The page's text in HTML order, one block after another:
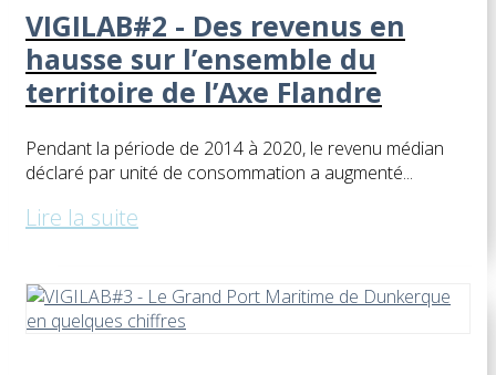
VIGILAB#2 - Des revenus en
hausse sur l’ensemble du
territoire de l’Axe Flandre
Pendant la période de 2014 à 2020, le revenu médian
déclaré par unité de consommation a augmenté...
Lire la suite